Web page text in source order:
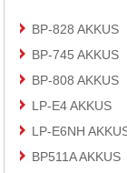
BP-828 AKKUS
BP-745 AKKUS
BP-808 AKKUS
LP-E4 AKKUS
LP-E6NH
BP511A AKKUS